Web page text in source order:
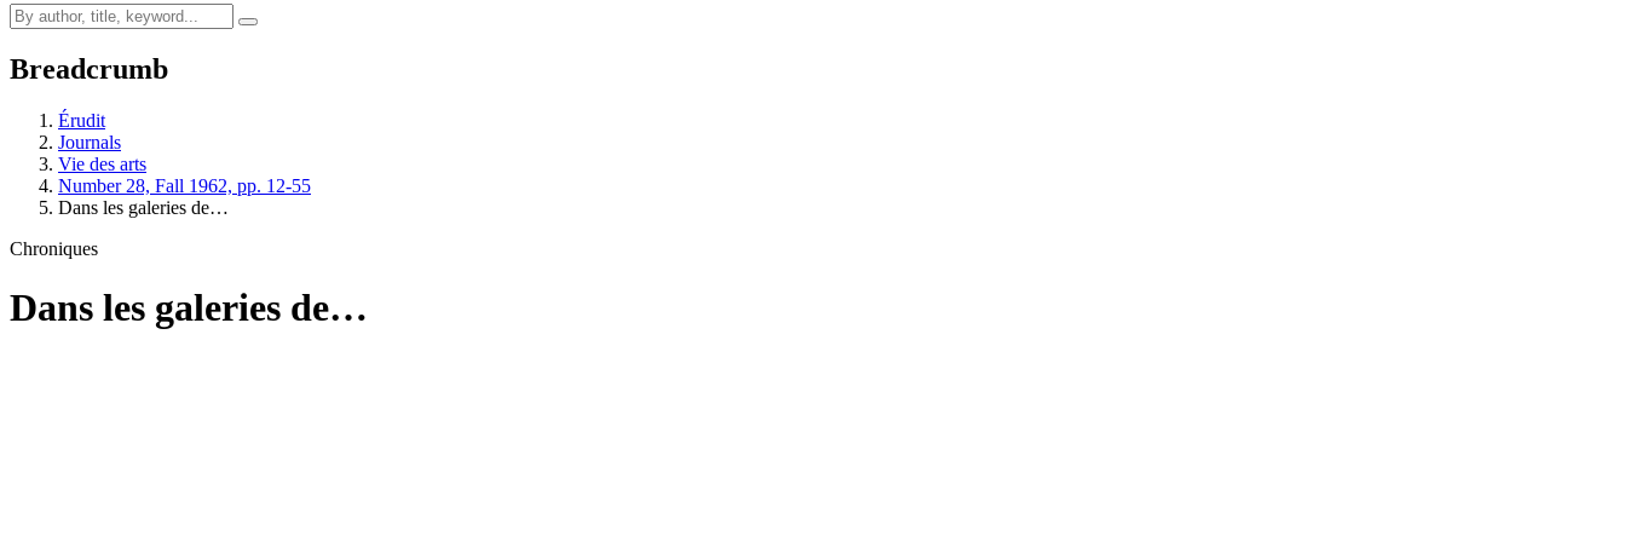
Breadcrumb
Érudit
Journals
Vie des arts
Number 28, Fall 1962, pp. 12-55
Dans les galeries de…
Chroniques
Dans les galeries de…